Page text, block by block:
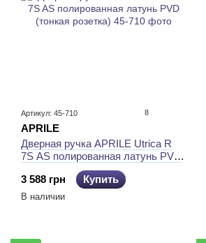
Артикул: 45-710 8
APRILE
Дверная ручка APRILE Utrica R
7S AS полированная латунь PVD
(тонкая розетка)
3 588 грн
Купить
В наличии